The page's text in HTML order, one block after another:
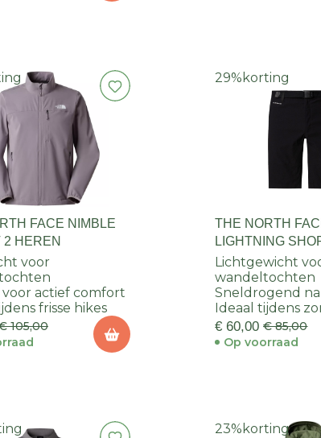
FACE NIMBLE
HEREN
voor
actief comfort
frisse hikes
105,00
29% korting
THE NORTH
LIGHTNING
Lichtgewicht
wandeltochten
Sneldrogend
Ideaal tijdens
€ 60,00 € 85,00
Op voorraad
23% korting